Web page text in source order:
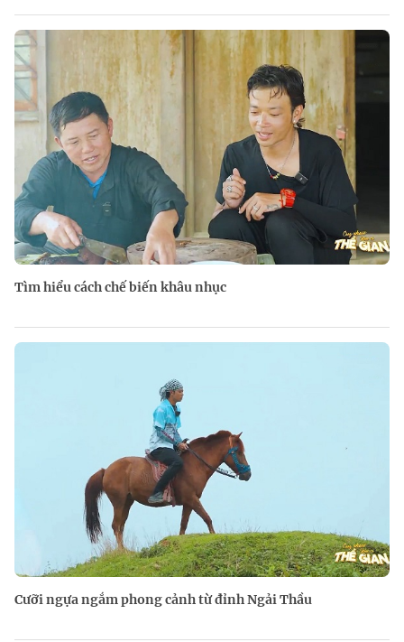
Tìm hiểu cách chế biến khâu nhục
Cưỡi ngựa ngắm phong cảnh từ đỉnh Ngải Thầu